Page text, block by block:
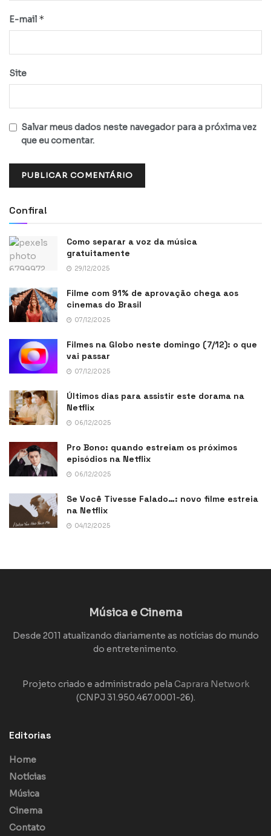
E-mail *
Site
Salvar meus dados neste navegador para a próxima vez
que eu comentar.
Confira!
Como separar a voz da música
gratuitamente
29/12/2025
Filme com 91% de aprovação chega aos
cinemas do Brasil
07/12/2025
Filmes na Globo neste domingo (7/12): o que
vai passar
07/12/2025
Últimos dias para assistir este dorama na
Netflix
06/12/2025
Pro Bono: quando estreiam os próximos
episódios na Netflix
06/12/2025
Se Você Tivesse Falado…: novo filme estreia
na Netflix
04/12/2025
Música e Cinema
Desde 2011 atualizando diariamente as notícias do mundo
do entretenimento.
Projeto criado e administrado pela Caprara Network
(CNPJ 31.950.467.0001-26).
Editorias
Home
Notícias
Música
Cinema
Contato